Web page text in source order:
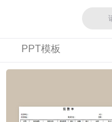
PPT模板